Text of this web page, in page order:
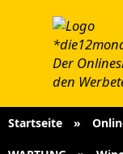
Startseite »